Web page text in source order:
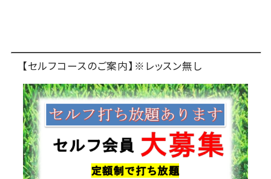
【セルフコースのご案内】※レッスン無し